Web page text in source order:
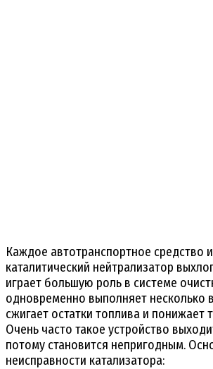
Каждое автотранспортное средство
каталитический нейтрализатор
играет большую роль в системе
одновременно выполняет несколько
сжигает остатки топлива и понижает
Очень часто такое устройство
потому становится непригодным.
неисправности катализатора: